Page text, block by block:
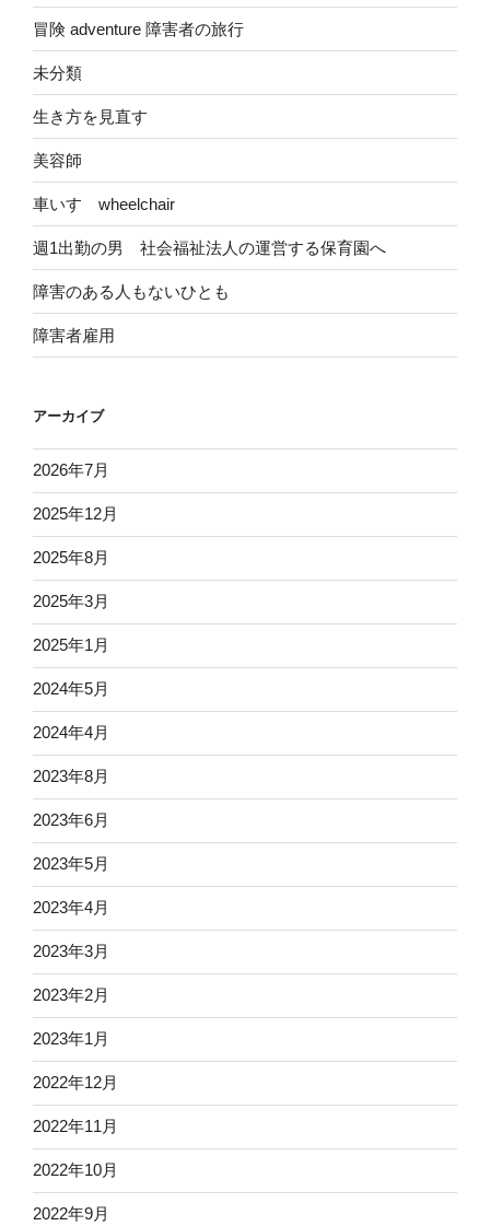
冒険 adventure 障害者の旅行
未分類
生き方を見直す
美容師
車いす wheelchair
週1出勤の男 社会福祉法人の運営する保育園へ
障害のある人もないひとも
障害者雇用
アーカイブ
2026年7月
2025年12月
2025年8月
2025年3月
2025年1月
2024年5月
2024年4月
2023年8月
2023年6月
2023年5月
2023年4月
2023年3月
2023年2月
2023年1月
2022年12月
2022年11月
2022年10月
2022年9月